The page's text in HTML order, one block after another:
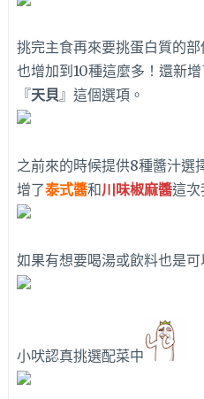
挑完主食再來要挑蛋白質的
也增加到10種這麼多！還新
『天貝』這個選項。
之前來的時候提供8種醬汁選
增了泰式醬和川味椒麻醬這次
如果有想要喝湯或飲料也是可
小吠認真挑選配菜中